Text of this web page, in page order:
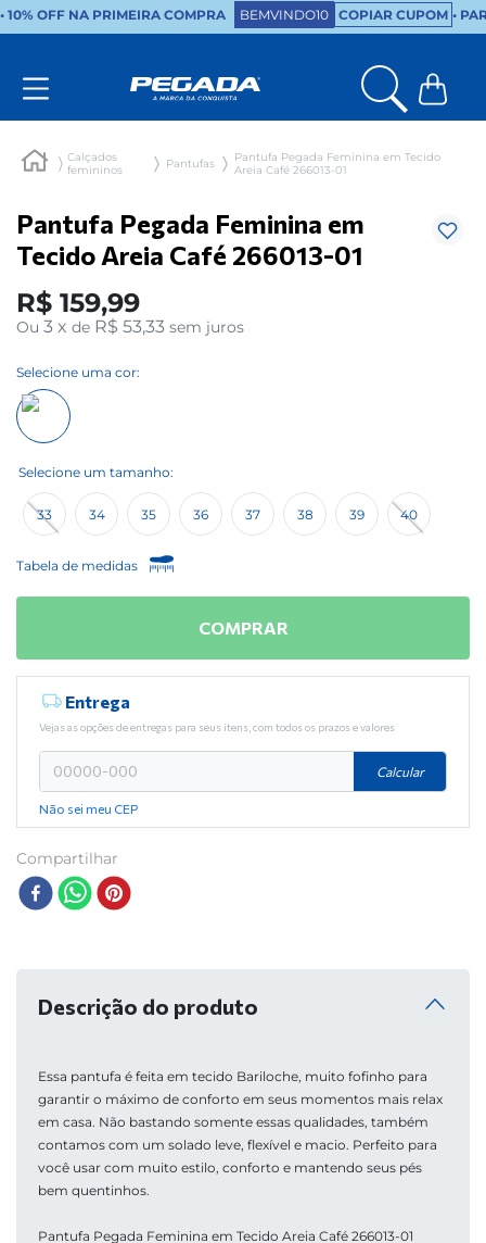
• 10% OFF NA PRIMEIRA COMPRA BEMVINDO10 COPIAR CUPOM •
Calçados
femininos
Pantufas
Pantufa Pegada Feminina em Tecido
Areia Café 266013-01
Pantufa Pegada Feminina em
Tecido Areia Café 266013-01
R$ 159,99
Ou 3 x de R$ 53,33 sem juros
Selecione uma cor:
33 34 35 36 37 38 39 40
Tabela de medidas
COMPRAR
Entrega
Vejas as opções de entregas para seus itens, com todos os prazos e valores
Calcular
Não sei meu CEP
Compartilhar
Descrição do produto
Essa pantufa é feita em tecido Bariloche, muito fofinho para
garantir o máximo de conforto em seus momentos mais relax
em casa. Não bastando somente essas qualidades, também
contamos com um solado leve, flexível e macio. Perfeito para
você usar com muito estilo, conforto e mantendo seus pés
bem quentinhos.
Pantufa Pegada Feminina em Tecido Areia Café 266013-01